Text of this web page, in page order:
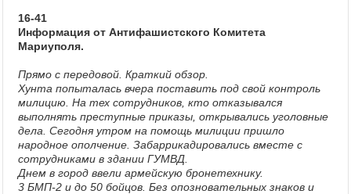
16-41
Информация от Антифашистского Комитета
Мариуполя.
Прямо с передовой. Краткий обзор.
Хунта попыталась вчера поставить под свой контроль
милицию. На тех сотрудников, кто отказывался
выполнять преступные приказы, открывались уголовные
дела. Сегодня утром на помощь милиции пришло
народное ополчение. Забаррикадировались вместе с
сотрудниками в здании ГУМВД.
Днем в город ввели армейскую бронетехнику.
3 БМП-2 и до 50 бойцов. Без опозновательных знаков и